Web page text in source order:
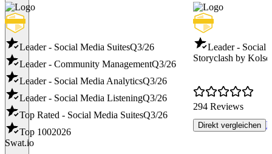
Leader - Social Media SuitesQ3/26
Leader - Community ManagementQ3/26
Leader - Social Media AnalyticsQ3/26
Leader - Social Media ListeningQ3/26
Top Rated - Social Media SuitesQ3/26
Top 1002026
Swat.io
Leader - Social
Storyclash by
294 Reviews
Direkt vergleichen